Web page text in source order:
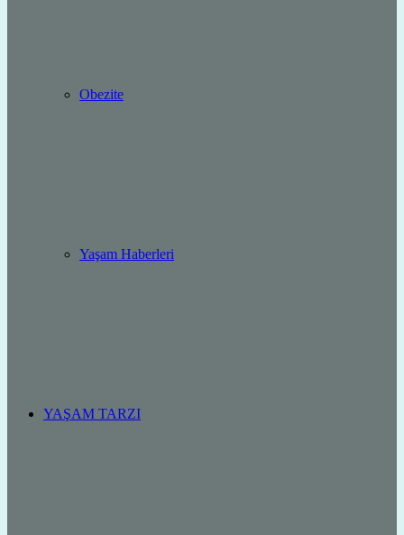
Obezite
Yaşam Haberleri
YAŞAM TARZI